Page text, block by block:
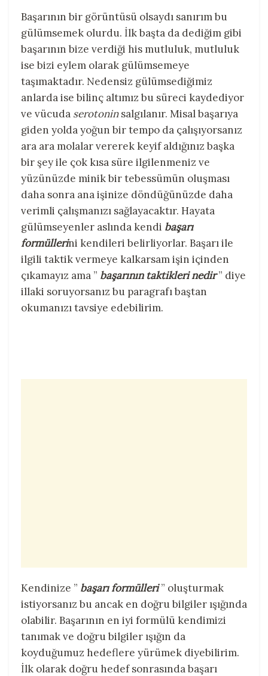
Başarının bir görüntüsü olsaydı sanırım bu
gülümsemek olurdu. İlk başta da dediğim gibi
başarının bize verdiği his mutluluk, mutluluk
ise bizi eylem olarak gülümsemeye
taşımaktadır. Nedensiz gülümsediğimiz
anlarda ise bilinç altımız bu süreci kaydediyor
ve vücuda serotoninsalgılanır. Misal başarıya
giden yolda yoğun bir tempo da çalışıyorsanız
ara ara molalar vererek keyif aldığınız başka
bir şey ile çok kısa süre ilgilenmeniz ve
yüzünüzde minik bir tebessümün oluşması
daha sonra ana işinize döndüğünüzde daha
verimli çalışmanızı sağlayacaktır. Hayata
gülümseyenler aslında kendi başarı
formüllerini kendileri belirliyorlar. Başarı ile
ilgili taktik vermeye kalkarsam işin içinden
çıkamayız ama ” başarının taktikleri nedir” diye
illaki soruyorsanız bu paragrafı baştan
okumanızı tavsiye edebilirim.
Kendinize ” başarı formülleri” oluşturmak
istiyorsanız bu ancak en doğru bilgiler ışığında
olabilir. Başarının en iyi formülü kendimizi
tanımak ve doğru bilgiler ışığın da
koyduğumuz hedeflere yürümek diyebilirim.
İlk olarak doğru hedef sonrasında başarı